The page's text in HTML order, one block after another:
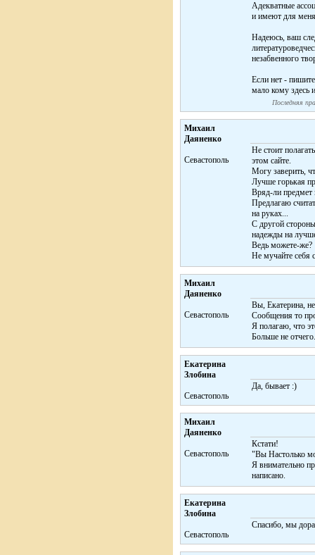
Адекватные
и имеют для
Надеюсь, ваш
незабвенного
Если нет -
мало кому здесь
Последняя
Михаил
Даяненко
Севастополь
Не стоит
этом сайте.
Могу заверить,
Лучше горькая
Вряд-ли предмет
Предлагаю
на руках...
С другой
надежды на
Ведь можете-же?
Не мучайте
Михаил
Даяненко
Севастополь
Вы, Екатерина,
Сообщения то
Я полагаю, что
Больше не отчего.
Екатерина
Злобина
Cевастополь
Да, бывает :)
Михаил
Даяненко
Севастополь
Кстати!
"Вы Настолько
Я внимательно
написано.
Екатерина
Злобина
Cевастополь
Спасибо, мы